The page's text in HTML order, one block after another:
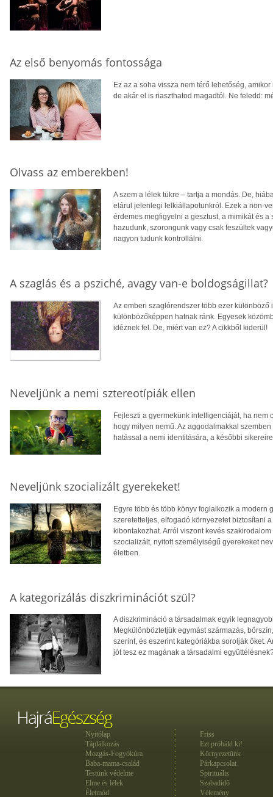
Az első benyomás fontossága
Ez az a soha vissza nem térő lehetőség,
de akár el is riaszthatod magadtól. Ne feledd:
Olvass az emberekben!
A szem a lélek tükre – tartja a mondás. De,
elárul jelenlegi lelkiállapotunkról. Ezek a non-
érdemes megfigyelni a gesztust, a mimikát és
hazudunk, szorongunk vagy csak feszültek
nagyon tudunk kontrollálni.
A szaglás és a psziché, avagy van-e boldogságillat?
Az emberi szaglórendszer több ezer
különbözőképpen hatnak ránk. Egyesek
idéznek fel. De, miért van ez? A cikkből kiderül!
Neveljünk a nemi sztereotípiák ellen
Fejleszti a gyermekünk intelligenciáját, ha nem
hogy milyen nemű. Az aggodalmakkal
hatással a nemi identitására, a későbbi
Neveljünk szocializált gyerekeket!
Egyre több és több könyv foglalkozik a
szeretetteljes, elfogadó környezetet biztosítani
kibontakozhat. Arról viszont kevés
szocializált, nyitott személyiségű gyerekeket
életben.
A kategorizálás diszkriminációt szül?
A diszkrimináció a társadalmak egyik
Megkülönböztetjük egymást származás,
szerint, és eszerint kategóriákba sorolják őket.
jót tesz ez magának a társadalmi
Nyitólap
Táplálkozás
Mozgás-Fogyókúra
Baba-mama-család
Testünk védelme
Elme és lélek
Életmód
Friss
Ezt próbáld ki!
Környezetünk
Párkapcsolat
Spirituális
Szabadidő
Vélemény